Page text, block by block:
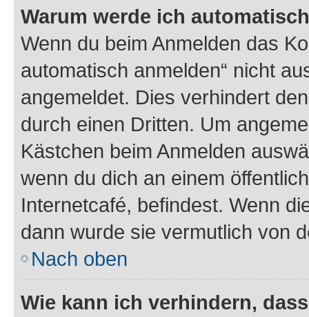
Warum werde ich
Wenn du beim Anmelden das
automatisch anmelden“ nicht
angemeldet. Dies verhindert
durch einen Dritten. Um
Kästchen beim Anmelden
wenn du dich an einem
Internetcafé, befindest. Wenn
dann wurde sie vermutlich von
Nach oben
Wie kann ich verhindern,